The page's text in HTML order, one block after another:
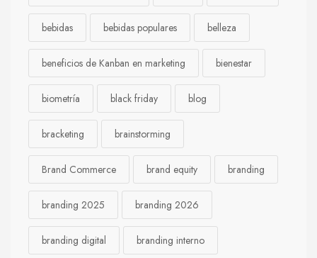
bebidas bebidas populares belleza
beneficios de Kanban en marketing bienestar
biometría black friday blog
bracketing brainstorming
Brand Commerce brand equity branding
branding 2025 branding 2026
branding digital branding interno